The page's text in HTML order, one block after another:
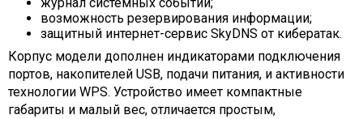
возможность резервирования информации;
защитный интернет-сервис SkyDNS от кибератак.
Корпус модели дополнен индикаторами подключения
портов, накопителей USB, подачи питания, и активности
технологии WPS. Устройство имеет компактные
габариты и малый вес, отличается простым,